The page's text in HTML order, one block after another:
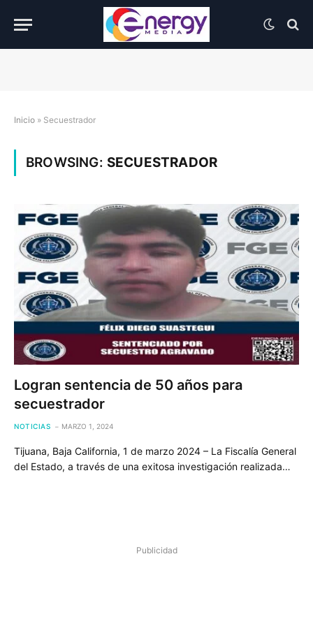
Inicio » Secuestrador
BROWSING: SECUESTRADOR
Logran sentencia de 50 años para
secuestrador
NOTICIAS MARZO 1, 2024
Tijuana, Baja California, 1 de marzo 2024 – La Fiscalía General
del Estado, a través de una exitosa investigación realizada…
Publicidad